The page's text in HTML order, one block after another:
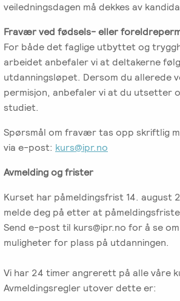
veiledningsdagen må dekkes av
Fravær ved fødsels- eller
For både det faglige utbyttet og
arbeidet anbefaler vi at deltakerne
utdanningsløpet. Dersom du allerede
permisjon, anbefaler vi at du utsetter
studiet.
Spørsmål om fravær tas opp skriftlig
via e-post: kurs@ipr.no
Avmelding og frister
Kurset har påmeldingsfrist 14. august
melde deg på etter at
Send e-post til kurs@ipr.no for å se
muligheter for plass på utdanningen.
Vi har 24 timer angrerett på alle våre
Avmeldingsregler utover dette er: